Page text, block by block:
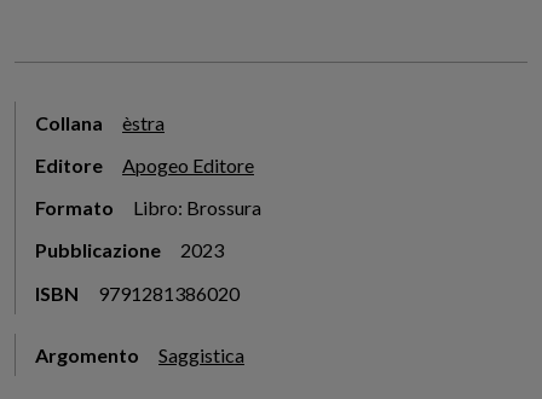
Collana
èstra
Editore
Apogeo Editore
Formato
Libro: Brossura
Pubblicazione
2023
ISBN
9791281386020
Argomento Saggistica